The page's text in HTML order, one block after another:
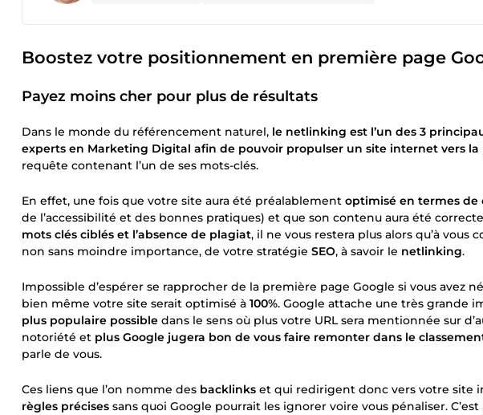
Boostez votre positionnement en première page
Payez moins cher pour plus de résultats
Dans le monde du référencement naturel, le netlinking est l’un des 3
experts en Marketing Digital afin de pouvoir propulser un site internet vers la
requête contenant l’un de ses mots-clés.
En effet, une fois que votre site aura été préalablement optimisé en termes de
de l’accessibilité et des bonnes pratiques) et que son contenu aura été
mots clés ciblés et l’absence de plagiat, il ne vous restera plus alors qu’à
non sans moindre importance, de votre stratégie SEO, à savoir le netlinking.
Impossible d’espérer se rapprocher de la première page Google si vous avez
bien même votre site serait optimisé à 100%. Google attache une très grande
plus populaire possible dans le sens où plus votre URL sera mentionnée sur
notoriété et plus Google jugera bon de vous faire remonter dans le
parle de vous.
Ces liens que l’on nomme des backlinks et qui redirigent donc vers votre site
règles précises sans quoi Google pourrait les ignorer voire vous pénaliser.